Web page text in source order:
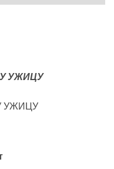
УЖИЦУ
УЖИЦУ